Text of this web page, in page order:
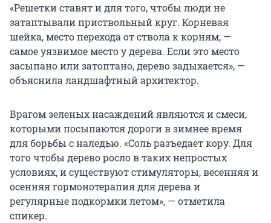
«Решетки ставят и для того, чтобы люди не
затаптывали приствольный круг. Корневая
шейка, место перехода от ствола к корням, —
самое уязвимое место у дерева. Если это место
засыпано или затоптано, дерево задыхается», —
объяснила ландшафтный архитектор.
Врагом зеленых насаждений являются и смеси,
которыми посыпаются дороги в зимнее время
для борьбы с наледью. «Соль разъедает кору. Для
того чтобы дерево росло в таких непростых
условиях, и существуют стимуляторы, весенняя и
осенняя гормонотерапия для дерева и
регулярные подкормки летом», — отметила
спикер.